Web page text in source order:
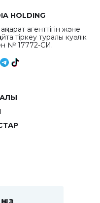
HOLDING
агенттігін және
тіркеу туралы куәлік
№ 17772-СИ.